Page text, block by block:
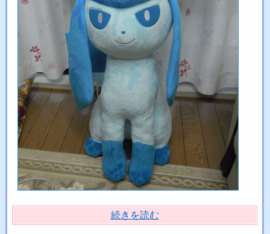
続きを読む